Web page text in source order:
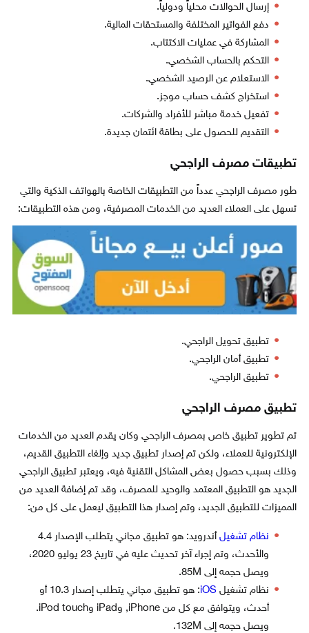
إرسال الحوالات محلياً ودولياً.
دفع الفواتير المختلفة والمستحقات المالية.
المشاركة في عمليات الاكتتاب.
التحكم بالحساب الشخصي.
الاستعلام عن الرصيد الشخصي.
استخراج كشف حساب موجز.
تفعيل خدمة مباشر للأفراد والشركات.
التقديم للحصول على بطاقة ائتمان جديدة.
تطبيقات مصرف الراجحي
طور مصرف الراجحي عدداً من التطبيقات الخاصة بالهواتف الذكية والتي
تسهل على العملاء العديد من الخدمات المصرفية، ومن هذه التطبيقات:
تطبيق تحويل الراجحي.
تطبيق أمان الراجحي.
تطبيق الراجحي.
تطبيق مصرف الراجحي
تم تطوير تطبيق خاص بمصرف الراجحي وكان يقدم العديد من الخدمات
الإلكترونية للعملاء، ولكن تم إصدار تطبيق جديد وإلغاء التطبيق القديم،
وذلك بسبب حصول بعض المشاكل التقنية فيه، ويعتبر تطبيق الراجحي
الجديد هو التطبيق المعتمد والوحيد للمصرف، وقد تم إضافة العديد من
المميزات للتطبيق الجديد، وتم إصدار هذا التطبيق ليعمل على كل من:
نظام تشغيل
أندرويد: هو تطبيق مجاني يتطلب الإصدار 4.4
والأحدث، وتم إجراء آخر تحديث عليه في تاريخ 23 يوليو 2020،
ويصل حجمه إلى 85M.
نظام تشغيل iOS
: هو تطبيق مجاني يتطلب إصدار 10.3 أو
أحدث، ويتوافق مع كل من iPhone,‏ وiPad و‫iPod touch.‏
ويصل حجمه إلى 132M.